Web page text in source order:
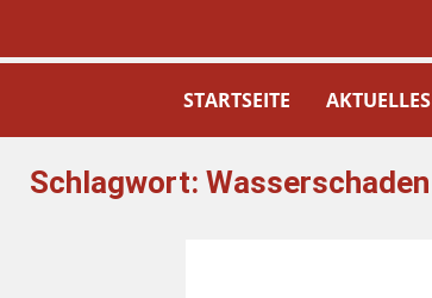
STARTSEITE AKTUELLES
Schlagwort: Wasserschaden